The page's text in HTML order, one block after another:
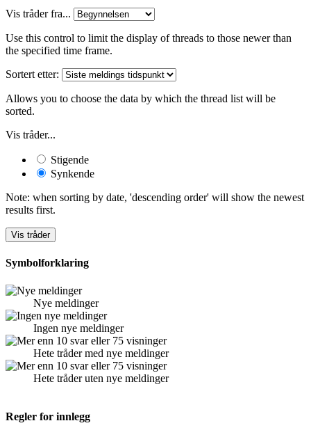
Vis tråder fra...
Use this control to limit the display of threads to those newer than
the specified time frame.
Sortert etter:
Allows you to choose the data by which the thread list will be
sorted.
Vis tråder...
Stigende
Synkende
Note: when sorting by date, 'descending order' will show the newest
results first.
Symbolforklaring
Nye meldinger
Ingen nye meldinger
Hete tråder med nye meldinger
Hete tråder uten nye meldinger
Regler for innlegg